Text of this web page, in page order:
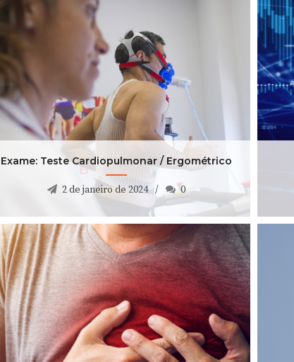
Exame: Teste Cardiopulmonar / Ergométrico
2 de janeiro de 2024
Exame: Teste Cardiopulmonar / Ergométrico
2 de janeiro de 2024 0